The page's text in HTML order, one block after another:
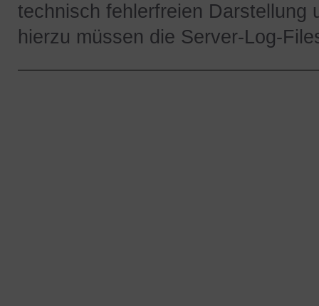
technisch fehlerfreien Darstellung
hierzu müssen die Server-Log-